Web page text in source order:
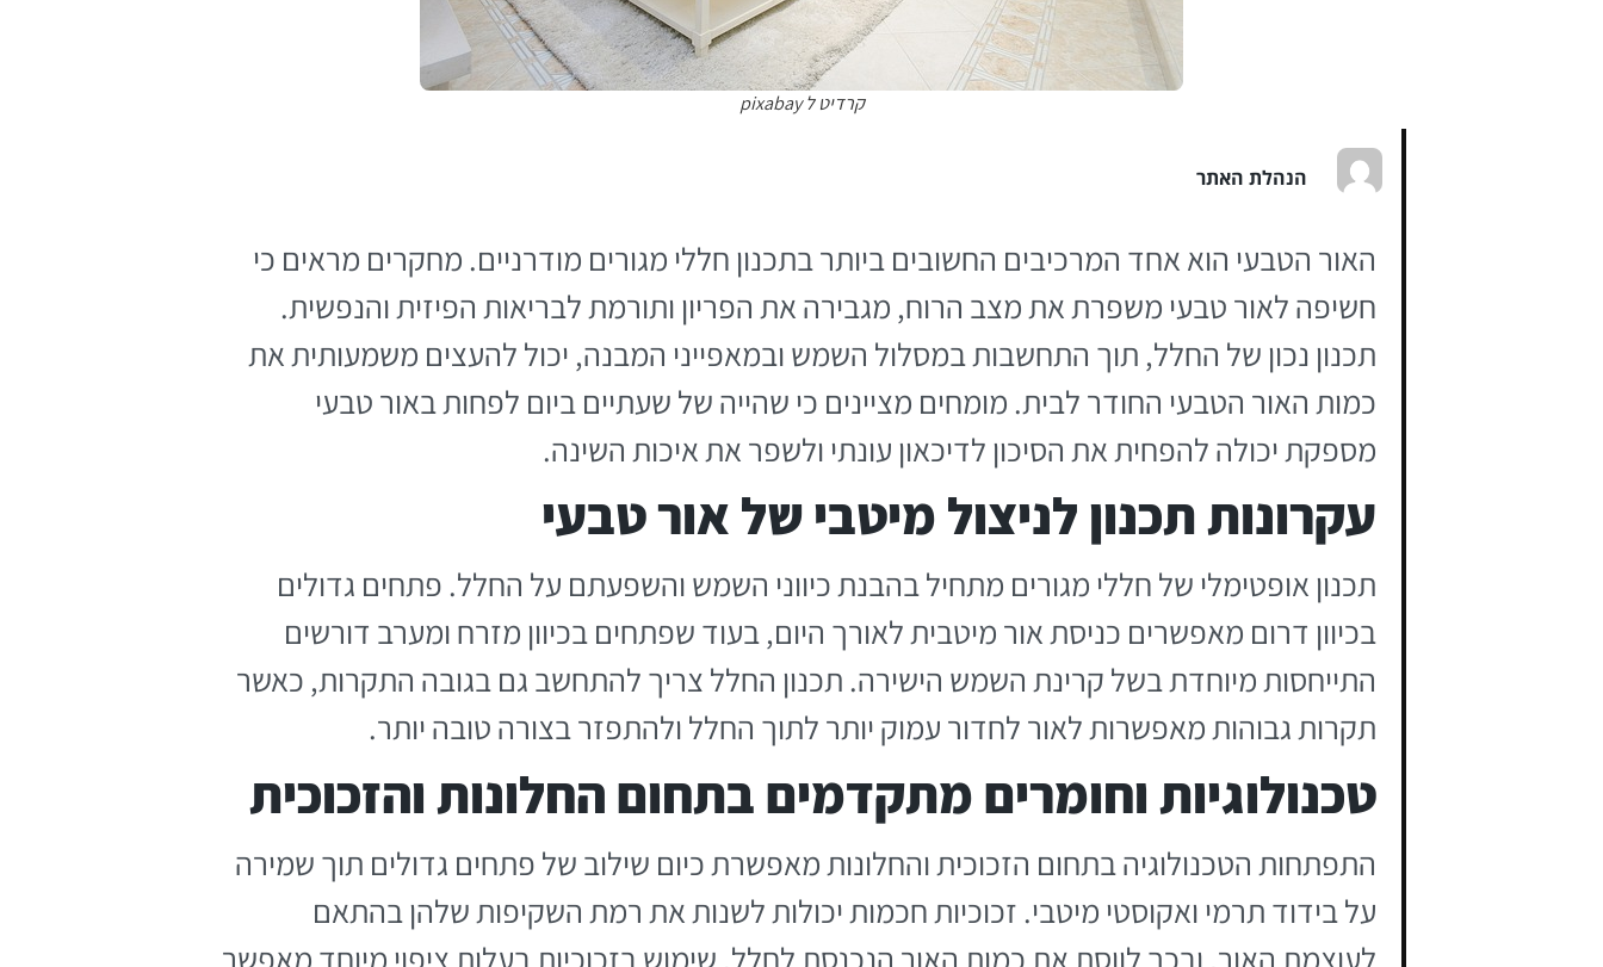
קרדיט ל pixabay
הנהלת האתר
האור הטבעי הוא אחד המרכיבים החשובים ביותר בתכנון חללי מגורים מודרניים. מחקרים מראים כי
חשיפה לאור טבעי משפרת את מצב הרוח, מגבירה את הפריון ותורמת לבריאות הפיזית והנפשית.
תכנון נכון של החלל, תוך התחשבות במסלול השמש ובמאפייני המבנה, יכול להעצים משמעותית את
כמות האור הטבעי החודר לבית. מומחים מציינים כי שהייה של שעתיים ביום לפחות באור טבעי
מספקת יכולה להפחית את הסיכון לדיכאון עונתי ולשפר את איכות השינה.
עקרונות תכנון לניצול מיטבי של אור טבעי
תכנון אופטימלי של חללי מגורים מתחיל בהבנת כיווני השמש והשפעתם על החלל. פתחים גדולים
בכיוון דרום מאפשרים כניסת אור מיטבית לאורך היום, בעוד שפתחים בכיוון מזרח ומערב דורשים
התייחסות מיוחדת בשל קרינת השמש הישירה. תכנון החלל צריך להתחשב גם בגובה התקרות, כאשר
תקרות גבוהות מאפשרות לאור לחדור עמוק יותר לתוך החלל ולהתפזר בצורה טובה יותר.
טכנולוגיות וחומרים מתקדמים בתחום החלונות והזכוכית
התפתחות הטכנולוגיה בתחום הזכוכית והחלונות מאפשרת כיום שילוב של פתחים גדולים תוך שמירה
על בידוד תרמי ואקוסטי מיטבי. זכוכיות חכמות יכולות לשנות את רמת השקיפות שלהן בהתאם
לעוצמת האור, ובכך לווסת את כמות האור הנכנסת לחלל. שימוש בזכוכיות בעלות ציפוי מיוחד מאפשר